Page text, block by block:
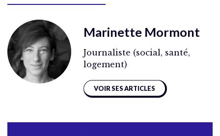
Marinette Mormont
Journaliste (social, santé,
logement)
VOIR SES ARTICLES